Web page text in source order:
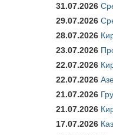
31.07.2026
29.07.2026
28.07.2026
23.07.2026
22.07.2026
22.07.2026
21.07.2026
21.07.2026
17.07.2026